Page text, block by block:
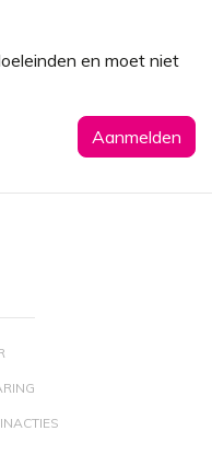
en moet niet